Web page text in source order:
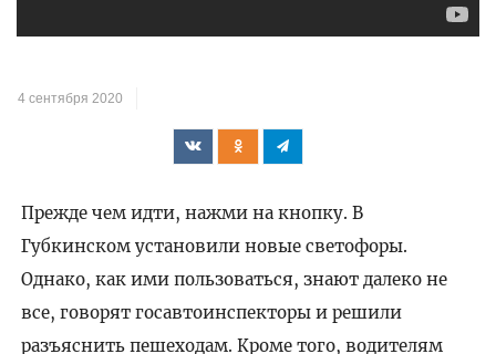
4 сентября 2020
Прежде чем идти, нажми на кнопку. В
Губкинском установили новые светофоры.
Однако, как ими пользоваться, знают далеко не
все, говорят госавтоинспекторы и решили
разъяснить пешеходам. Кроме того, водителям